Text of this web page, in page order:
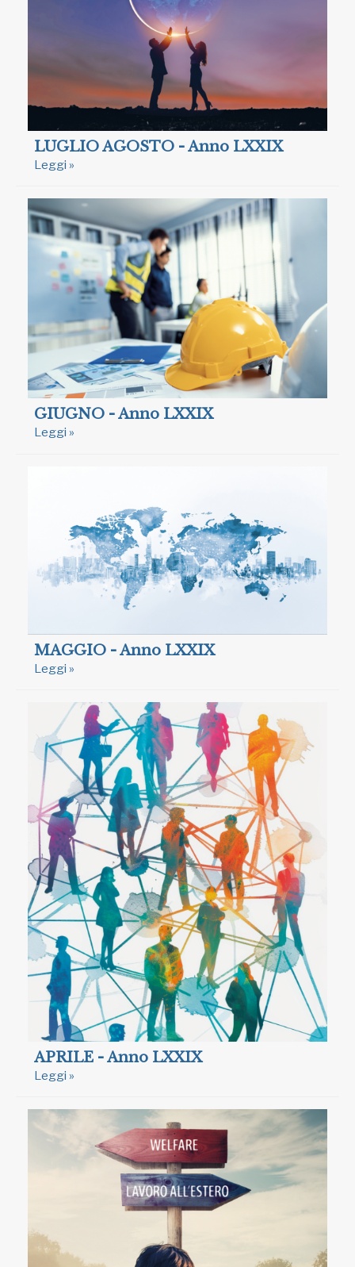
LUGLIO AGOSTO - Anno LXXIX
Leggi »
GIUGNO - Anno LXXIX
Leggi »
MAGGIO - Anno LXXIX
Leggi »
APRILE - Anno LXXIX
Leggi »